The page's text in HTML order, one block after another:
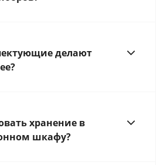
делают
хранение в
шкафу?